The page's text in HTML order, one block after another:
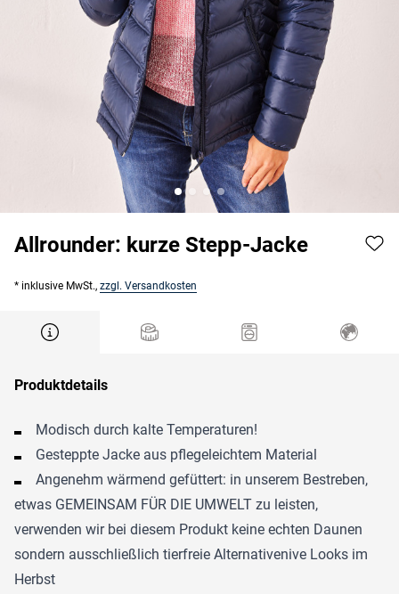
Allrounder: kurze Stepp-Jacke
* inklusive MwSt., zzgl. Versandkosten
Produktdetails
Modisch durch kalte Temperaturen!
Gesteppte Jacke aus pflegeleichtem Material
Angenehm wärmend gefüttert: in unserem Bestreben,
etwas GEMEINSAM FÜR DIE UMWELT zu leisten,
verwenden wir bei diesem Produkt keine echten Daunen
sondern ausschließlich tierfreie Alternativenive Looks im
Herbst